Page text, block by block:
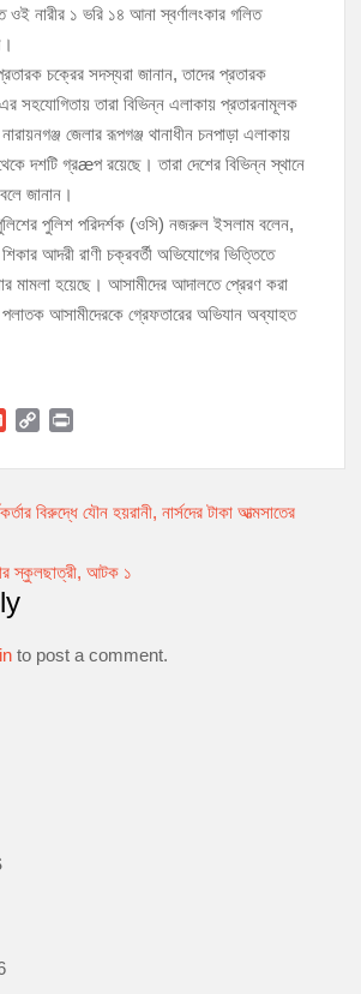
ওই নারীর ১ ভরি ১৪ আনা স্বর্ণালংকার গলিত
চক্রের সদস্যরা জানান, তাদের প্রতারক
সহযোগিতায় তারা বিভিন্ন এলাকায় প্রতারনামূলক
জেলার রূপগঞ্জ থানাধীন চনপাড়া এলাকায়
দশটি গ্রæপ রয়েছে। তারা দেশের বিভিন্ন স্থানে
জানান।
পুলিশের পুলিশ পরিদর্শক (ওসি) নজরুল ইসলাম বলেন,
আদরী রাণী চক্রবর্তী অভিযোগের ভিত্তিতে
মামলা হয়েছে। আসামীদের আদালতে প্রেরণ করা
আসামীদেরকে গ্রেফতারের অভিযান অব্যাহত
o
y
i
n
k
r
n
বিরুদ্ধে যৌন হয়রানী, নার্সদের টাকা আত্মসাতের
স্কুলছাত্রী, আটক ১
to post a comment.